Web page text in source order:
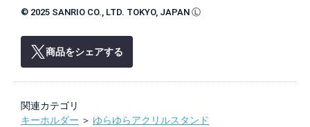
© 2025 SANRIO CO., LTD. TOKYO, JAPAN Ⓛ
商品をシェアする
関連カテゴリ
キーホルダー ＞ ゆらゆらアクリルスタンド